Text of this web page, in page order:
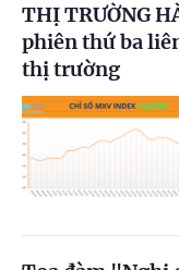
THỊ TRƯỜNG
phiên thứ ba
thị trường